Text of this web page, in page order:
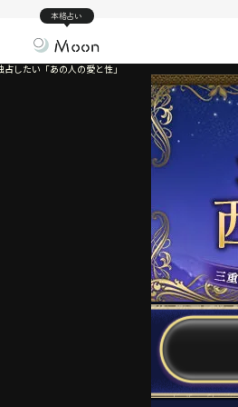
本格占い
したい「あの人の愛と性」